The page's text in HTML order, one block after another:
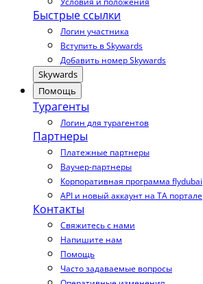
Быстрые ссылки
Логин участника
Вступить в Skywards
Добавить номер Skywards
Skywards
Помощь
Турагенты
Логин для турагентов
Партнеры
Платежные партнеры
Ваучер-партнеры
Корпоративная программа flydubai
API и новый аккаунт на TA портале
Контакты
Свяжитесь с нами
Напишите нам
Помощь
Часто задаваемые вопросы